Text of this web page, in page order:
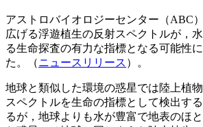
アストロバイオロジーセンター（ABC
広げる浮遊植生の反射スペクトルが，
る生命探査の有力な指標となる可能性
た。（ニュースリリース ）。
地球と類似した環境の惑星では陸上植
スペクトルを生命の指標として検出す
るが，地球よりも水が豊富で地表のほ